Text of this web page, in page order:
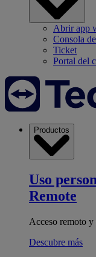
Abrir app
Consola
Ticket
Portal del
Productos
Uso
Remote
Acceso remoto y
Descubre más